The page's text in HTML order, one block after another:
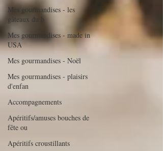
Mes gourmandises - les
gâteaux du b
Mes gourmandises - made in
USA
Mes gourmandises - Noël
Mes gourmandises - plaisirs
d'enfan
Accompagnements
Apéritifs/amuses bouches de
fête ou
Apéritifs croustillants